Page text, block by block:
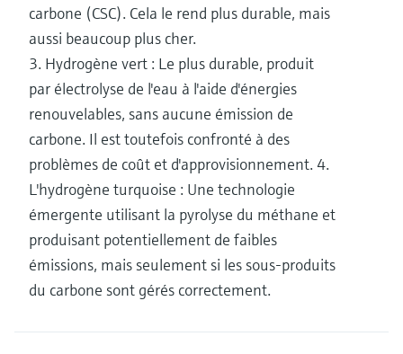
carbone (CSC). Cela le rend plus durable, mais
aussi beaucoup plus cher.
3. Hydrogène vert : Le plus durable, produit
par électrolyse de l'eau à l'aide d'énergies
renouvelables, sans aucune émission de
carbone. Il est toutefois confronté à des
problèmes de coût et d'approvisionnement. 4.
L'hydrogène turquoise : Une technologie
émergente utilisant la pyrolyse du méthane et
produisant potentiellement de faibles
émissions, mais seulement si les sous-produits
du carbone sont gérés correctement.